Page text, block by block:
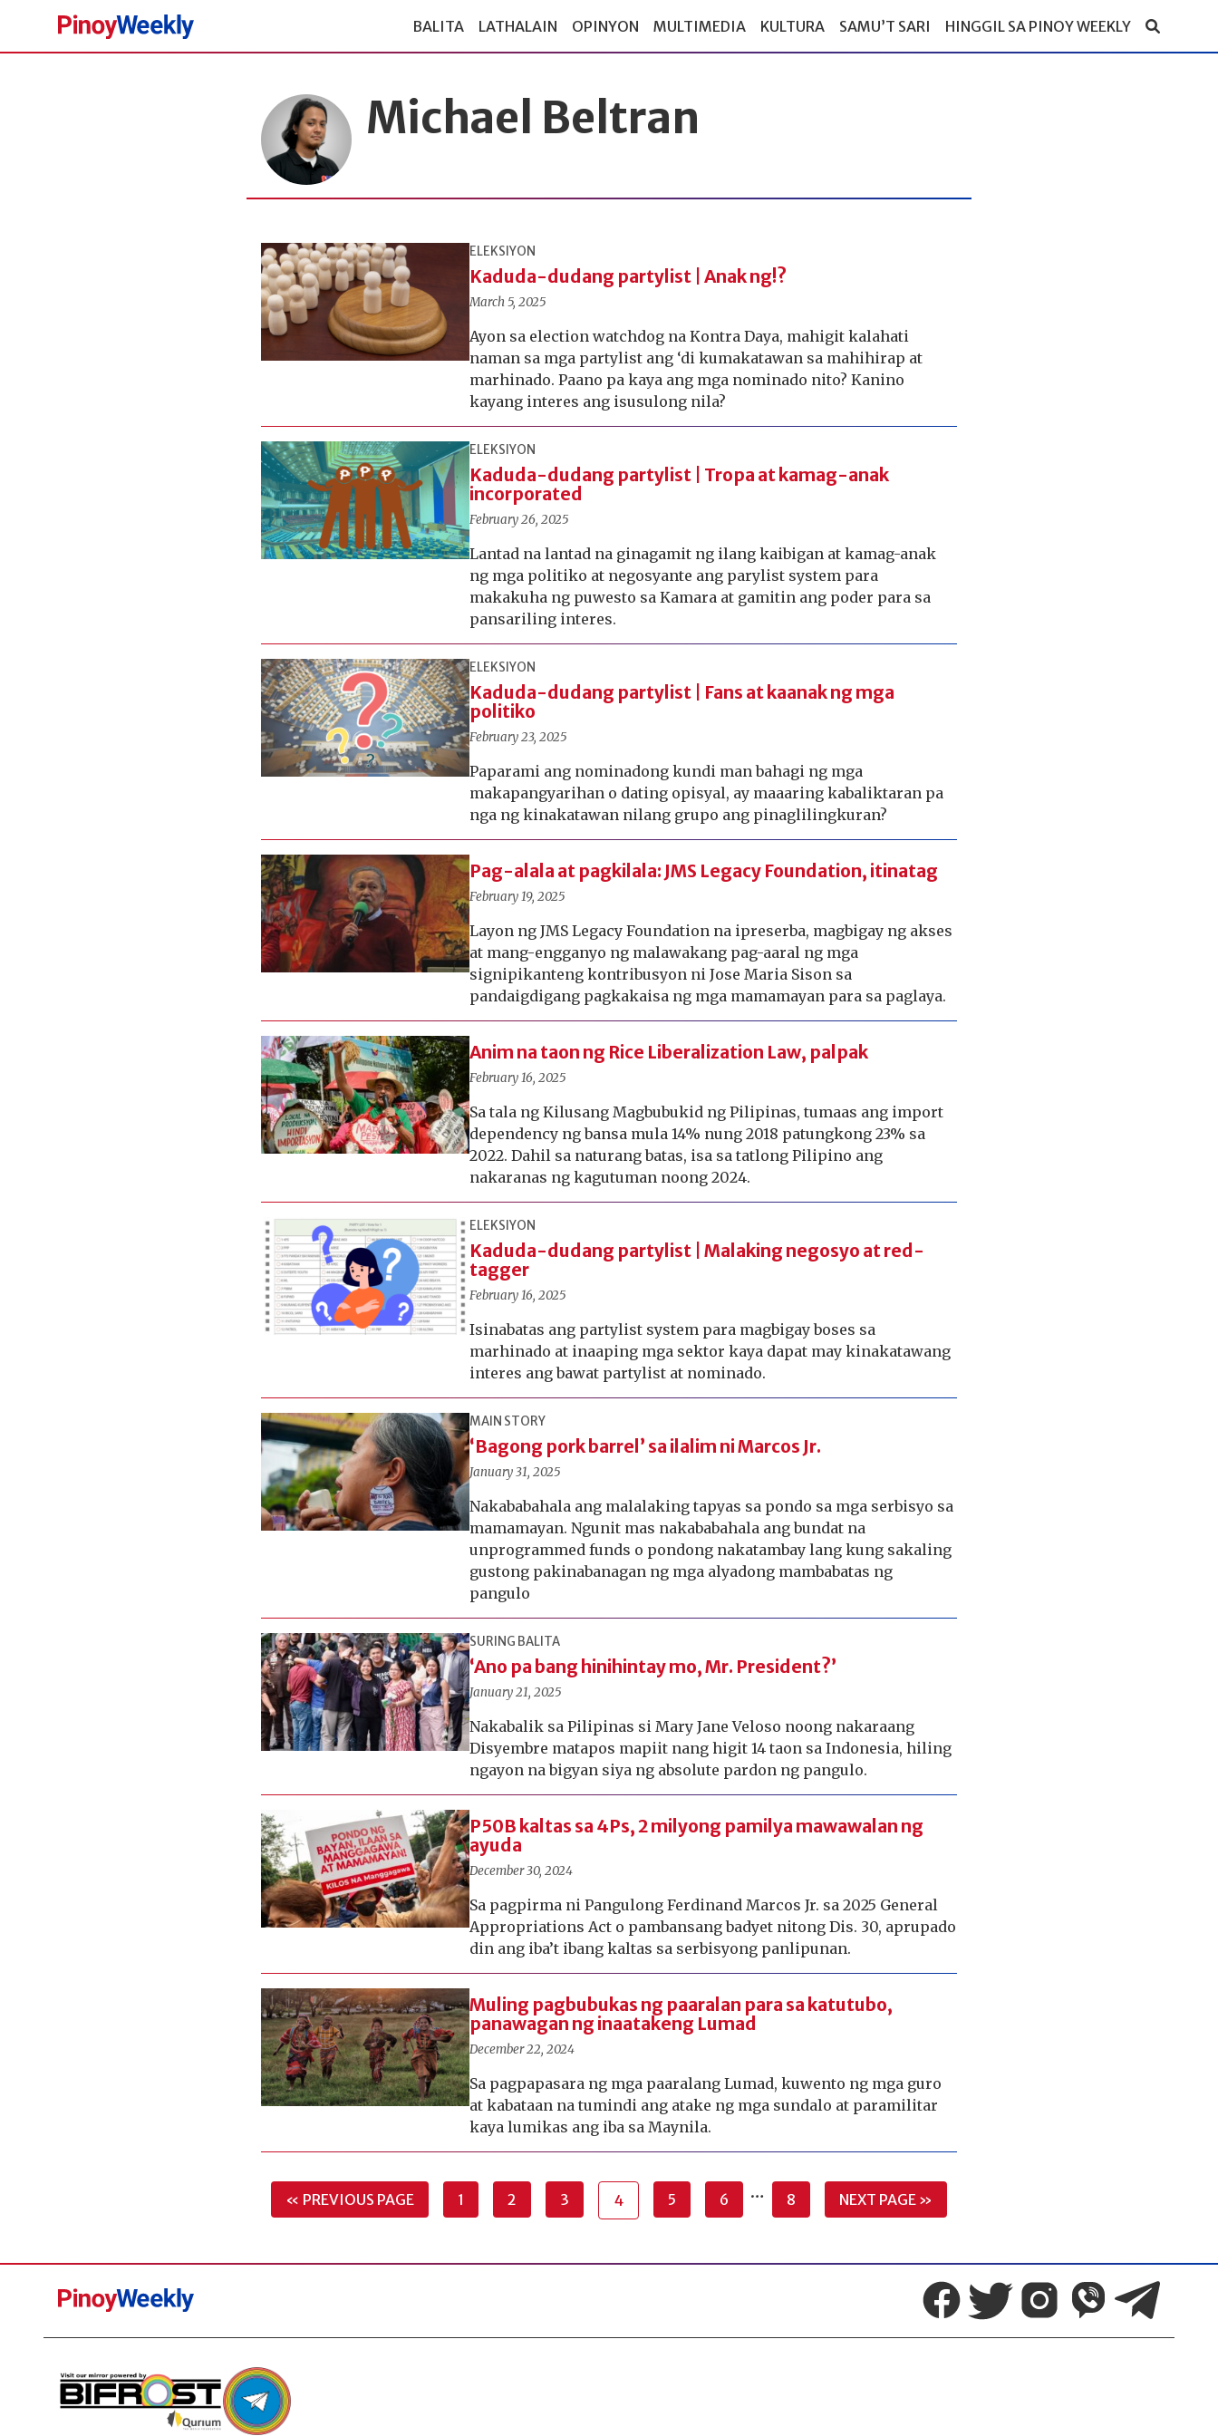
Pinoy
BALITA LATHALAIN OPINYON MULTIMEDIA KULTURA SAMU’T SARI HINGGIL SA PINOY WEEKLY
Michael Beltran
ELEKSIYON
Kaduda-dudang partylist | Anak ng!?
March 5, 2025
Ayon sa election watchdog na Kontra Daya, mahigit kalahati
naman sa mga partylist ang ‘di kumakatawan sa mahihirap at
marhinado. Paano pa kaya ang mga nominado nito? Kanino
kayang interes ang isusulong nila?
ELEKSIYON
Kaduda-dudang partylist | Tropa at kamag-anak
incorporated
February 26, 2025
Lantad na lantad na ginagamit ng ilang kaibigan at kamag-anak
ng mga politiko at negosyante ang parylist system para
makakuha ng puwesto sa Kamara at gamitin ang poder para sa
pansariling interes.
ELEKSIYON
Kaduda-dudang partylist | Fans at kaanak ng mga
politiko
February 23, 2025
Paparami ang nominadong kundi man bahagi ng mga
makapangyarihan o dating opisyal, ay maaaring kabaliktaran pa
nga ng kinakatawan nilang grupo ang pinaglilingkuran?
Pag-alala at pagkilala: JMS Legacy Foundation, itinatag
February 19, 2025
Layon ng JMS Legacy Foundation na ipreserba, magbigay ng akses
at mang-engganyo ng malawakang pag-aaral ng mga
signipikanteng kontribusyon ni Jose Maria Sison sa
pandaigdigang pagkakaisa ng mga mamamayan para sa paglaya.
Anim na taon ng Rice Liberalization Law, palpak
February 16, 2025
Sa tala ng Kilusang Magbubukid ng Pilipinas, tumaas ang import
dependency ng bansa mula 14% nung 2018 patungkong 23% sa
2022. Dahil sa naturang batas, isa sa tatlong Pilipino ang
nakaranas ng kagutuman noong 2024.
ELEKSIYON
Kaduda-dudang partylist | Malaking negosyo at red-
tagger
February 16, 2025
Isinabatas ang partylist system para magbigay boses sa
marhinado at inaaping mga sektor kaya dapat may kinakatawang
interes ang bawat partylist at nominado.
MAIN STORY
‘Bagong pork barrel’ sa ilalim ni Marcos Jr.
January 31, 2025
Nakababahala ang malalaking tapyas sa pondo sa mga serbisyo sa
mamamayan. Ngunit mas nakababahala ang bundat na
unprogrammed funds o pondong nakatambay lang kung sakaling
gustong pakinabanagan ng mga alyadong mambabatas ng
pangulo
SURING BALITA
‘Ano pa bang hinihintay mo, Mr. President?’
January 21, 2025
Nakabalik sa Pilipinas si Mary Jane Veloso noong nakaraang
Disyembre matapos mapiit nang higit 14 taon sa Indonesia, hiling
ngayon na bigyan siya ng absolute pardon ng pangulo.
P50B kaltas sa 4Ps, 2 milyong pamilya mawawalan ng
ayuda
December 30, 2024
Sa pagpirma ni Pangulong Ferdinand Marcos Jr. sa 2025 General
Appropriations Act o pambansang badyet nitong Dis. 30, aprupado
din ang iba’t ibang kaltas sa serbisyong panlipunan.
Muling pagbubukas ng paaralan para sa katutubo,
panawagan ng inaatakeng Lumad
December 22, 2024
Sa pagpapasara ng mga paaralang Lumad, kuwento ng mga guro
at kabataan na tumindi ang atake ng mga sundalo at paramilitar
kaya lumikas ang iba sa Maynila.
« PREVIOUS PAGE 1 2 3 4 5 6 … 8 NEXT PAGE »
Pinoy
Weekly